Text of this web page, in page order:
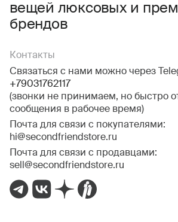
вещей люксовых и
брендов
Контакты
Связаться с нами можно через
+79031762117
(звонки не принимаем, но быстро
сообщения в рабочее время)
Почта для связи с покупателями:
hi@secondfriendstore.ru
Почта для связи с продавцами:
sell@secondfriendstore.ru